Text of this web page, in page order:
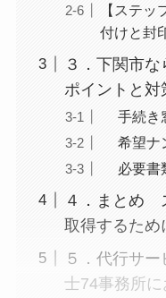
【ステ
付けと封
３．下関市
ポイントと対
手続き
希望ナ
必要書
４．まとめ
取得するため
５．代行サ
士74事務所